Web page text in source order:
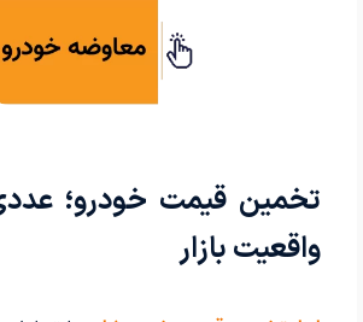
تخمین قیمت خودرو؛
واقعیت بازار